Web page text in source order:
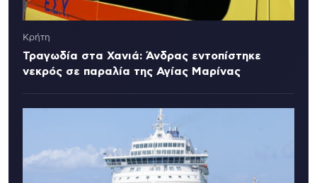
Κρήτη
Τραγωδία στα Χανιά: Άνδρας εντοπίστηκε
νεκρός σε παραλία της Αγίας Μαρίνας